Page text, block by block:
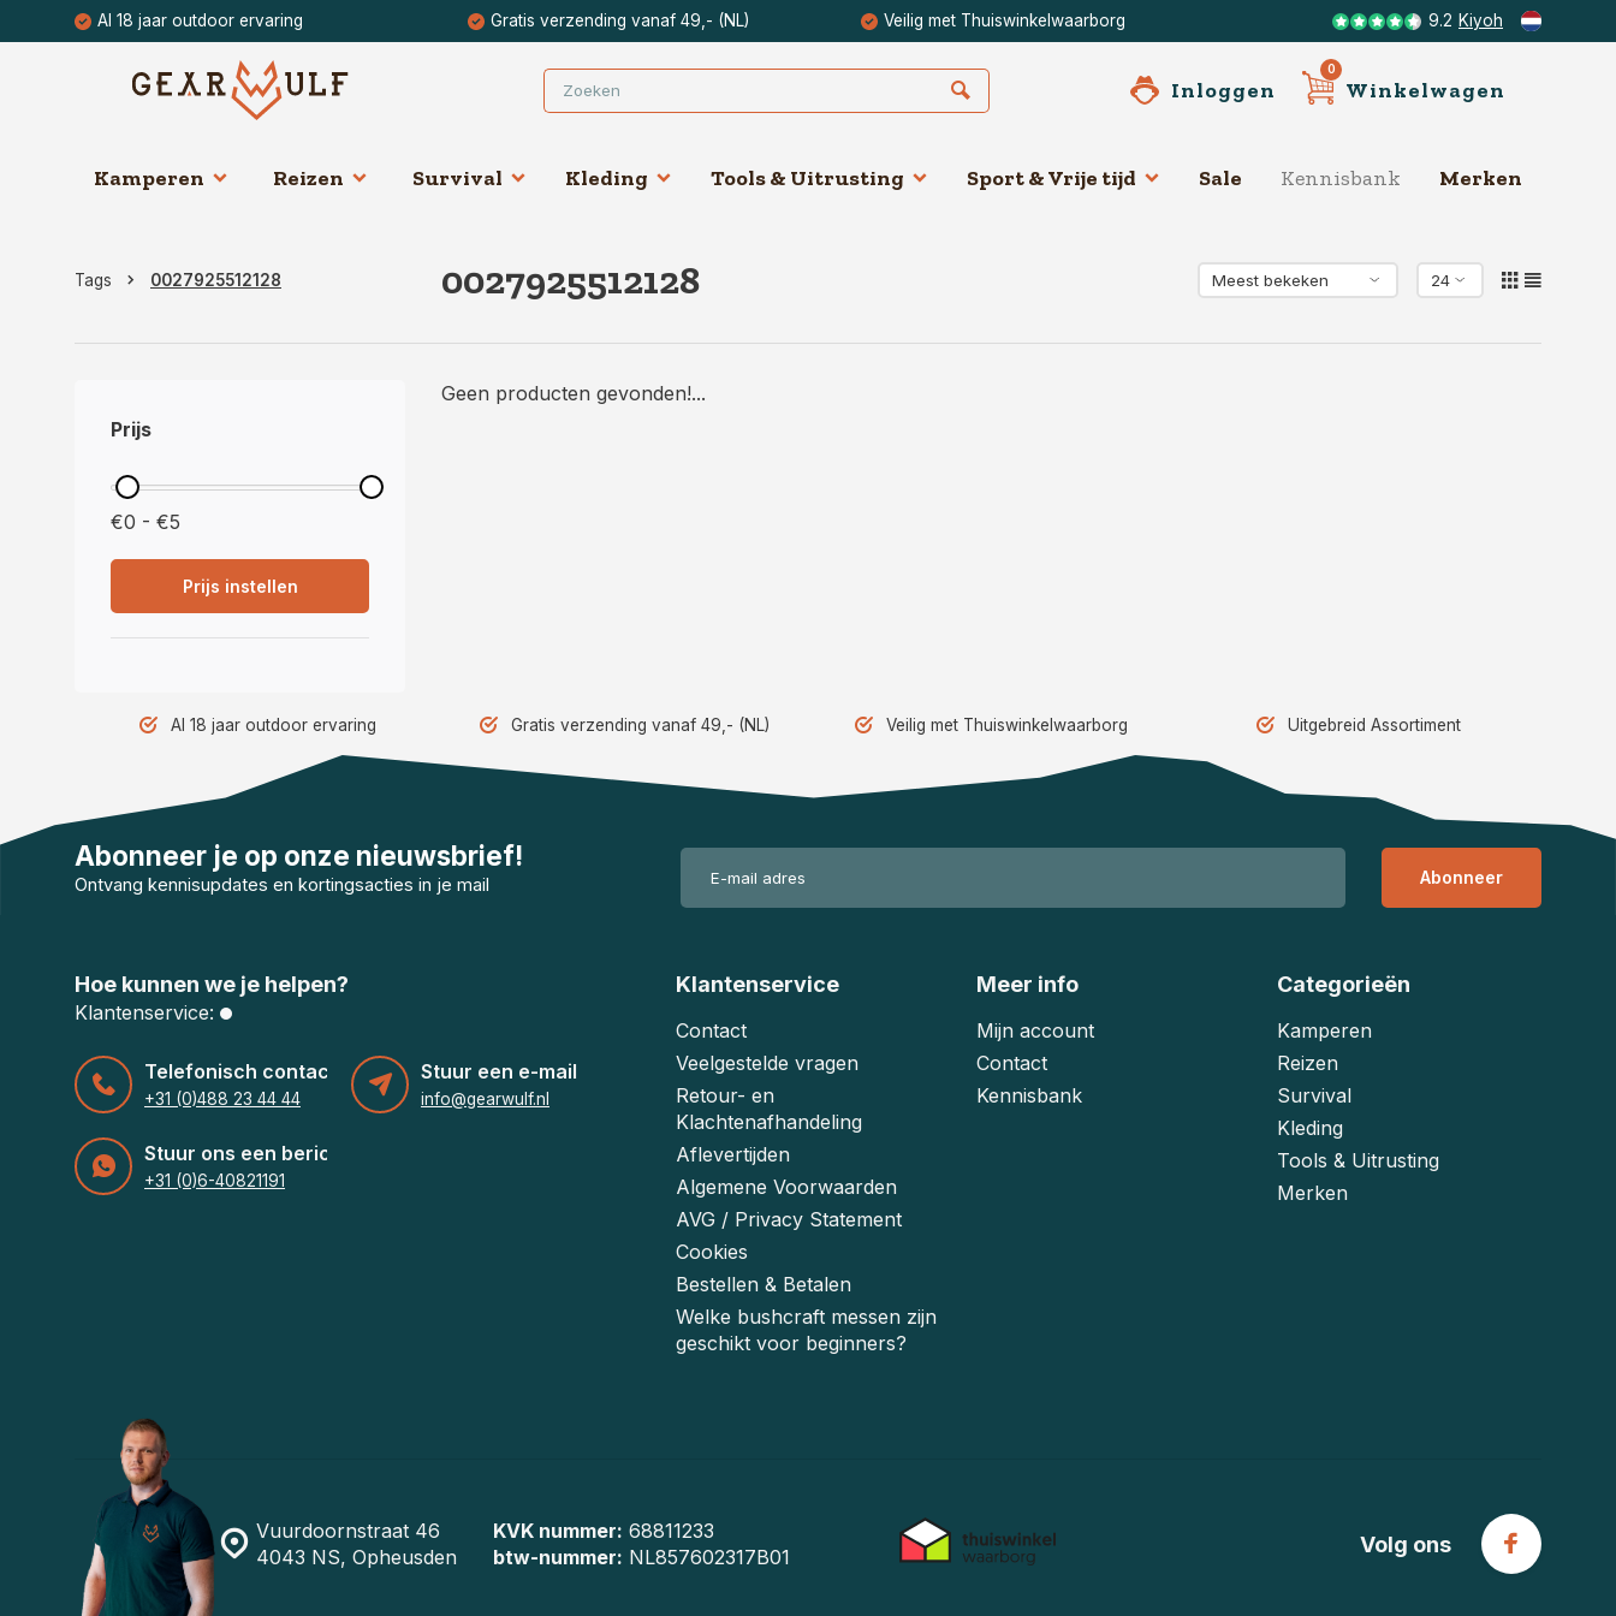
Al 18 jaar outdoor ervaring Gratis verzending vanaf 49,- (NL) Veilig met Thuiswinkelwaarborg 9.2 Kiyoh
Inloggen
0
Winkelwagen
Kamperen Reizen Survival Kleding Tools & Uitrusting Sport & Vrije tijd Sale Kennisbank Merken
Tags 0027925512128 0027925512128
Prijs
€0 - €5
Prijs instellen
Geen producten gevonden!...
Al 18 jaar outdoor ervaring Gratis verzending vanaf 49,- (NL) Veilig met Thuiswinkelwaarborg Uitgebreid Assortiment
Abonneer je op onze nieuwsbrief!
Ontvang kennisupdates en kortingsacties in je mail Abonneer
Hoe kunnen we je helpen?
Klantenservice:
Telefonisch contact
+31 (0)488 23 44 44
Stuur een e-mail
info@gearwulf.nl
Stuur ons een bericht
+31 (0)6-40821191
Klantenservice
Contact
Veelgestelde vragen
Retour- en
Klachtenafhandeling
Aflevertijden
Algemene Voorwaarden
AVG / Privacy Statement
Cookies
Bestellen & Betalen
Welke bushcraft messen zijn
geschikt voor beginners?
Meer info
Mijn account
Contact
Kennisbank
Categorieën
Kamperen
Reizen
Survival
Kleding
Tools & Uitrusting
Merken
Vuurdoornstraat 46
4043 NS, Opheusden
KVK nummer: 68811233
btw-nummer: NL857602317B01
Volg ons